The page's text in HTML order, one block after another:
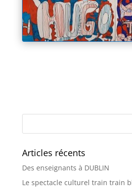
Articles récents
Des enseignants à DUBLIN
Le spectacle culturel train train